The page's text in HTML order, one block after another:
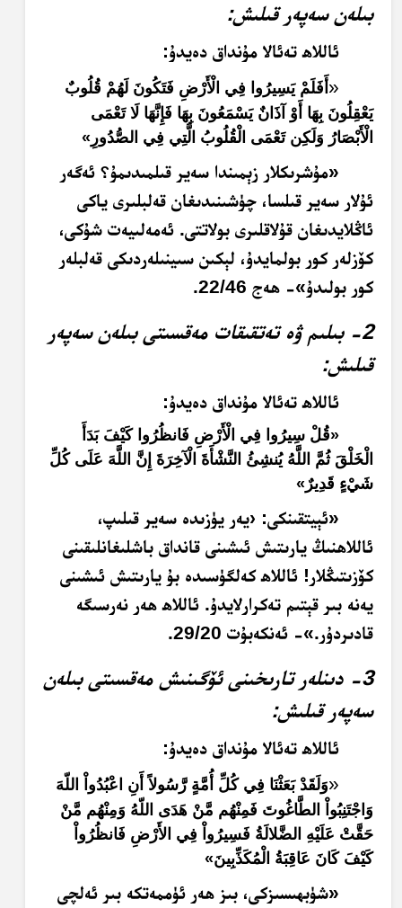
بىلەن سەپەر قىلىش:
ئاللاھ تەئالا مۇنداق دەيدۇ:
« أَفَلَمْ يَسِيرُوا فِي الْأَرْضِ فَتَكُونَ لَهُمْ قُلُوبٌ
يَعْقِلُونَ بِهَا أَوْ آذَانٌ يَسْمَعُونَ بِهَا فَإِنَّهَا لَا تَعْمَى
الْأَبْصَارُ وَلَكِن تَعْمَى الْقُلُوبُ الَّتِي فِي الصُّدُورِ»
«مۇشرىكلار زېمىندا سەير قىلمىدىمۇ؟ ئەگەر
ئۇلار سەير قىلسا، چۈشىنىدىغان قەلبلىرى ياكى
ئاڭلايدىغان قۇلاقلىرى بولاتتى. ئەمەلىيەت شۇكى،
كۆزلەر كور بولمايدۇ، لېكىن سىينىلەردىكى قەلبلەر
كور بولىدۇ»- ھەج 22/46.
2- بىلىم ۋە تەتقىقات مەقسىتى بىلەن سەپەر
قىلىش:
ئاللاھ تەئالا مۇنداق دەيدۇ:
«قُلْ سِيرُوا فِي الْأَرْضِ فَانظُرُوا كَيْفَ بَدَأَ
الْخَلْقَ ثُمَّ اللَّهُ يُنشِئُ النَّشْأَةَ الْآخِرَةَ إِنَّ اللَّهَ عَلَى كُلِّ
شَيْءٍ قَدِيرٌ»
«ئېيتقىنكى: ‹يەر يۈزىدە سەير قىلىپ،
ئاللاھنىڭ يارىتىش ئىشىنى قانداق باشلىغانلىقىنى
كۆزىتىڭلار! ئاللاھ كەلگۈسىدە بۇ يارىتىش ئىشىنى
يەنە بىر قېتىم تەكرارلايدۇ. ئاللاھ ھەر نەرسىگە
قادىردۇر.»- ئەنكەبۇت 29/20.
3- دىنلەر تارىخىنى ئۆگىنىش مەقسىتى بىلەن
سەپەر قىلىش:
ئاللاھ تەئالا مۇنداق دەيدۇ:
«وَلَقَدْ بَعَثْنَا فِي كُلِّ أُمَّةٍ رَّسُولاً أَنِ اعْبُدُواْ اللّهَ
وَاجْتَنِبُواْ الطَّاغُوتَ فَمِنْهُم مَّنْ هَدَى اللّهُ وَمِنْهُم مَّنْ
حَقَّتْ عَلَيْهِ الضَّلالَةُ فَسِيرُواْ فِي الأَرْضِ فَانظُرُواْ
كَيْفَ كَانَ عَاقِبَةُ الْمُكَذِّبِينَ»
«شۈبھىسىزكى، بىز ھەر ئۈممەتكە بىر ئەلچى